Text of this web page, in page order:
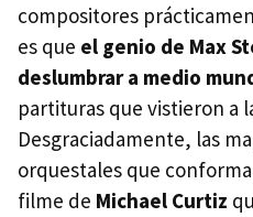
compositores
es que el genio de Max
deslumbrar a medio
partituras que vistieron a
Desgraciadamente, las
orquestales que
filme de Michael Curtiz